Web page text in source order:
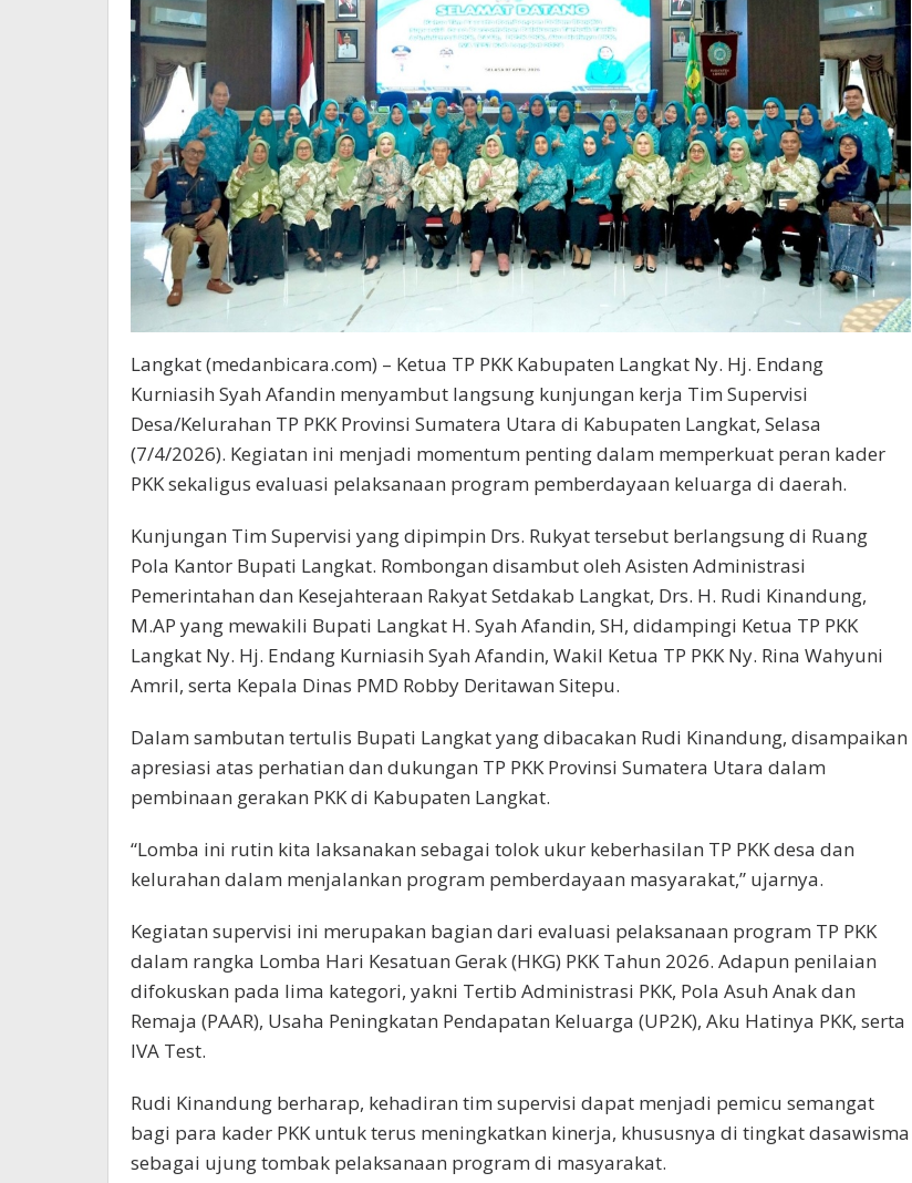
Langkat (medanbicara.com) – Ketua TP PKK Kabupaten Langkat Ny. Hj. Endang
Kurniasih Syah Afandin menyambut langsung kunjungan kerja Tim Supervisi
Desa/Kelurahan TP PKK Provinsi Sumatera Utara di Kabupaten Langkat, Selasa
(7/4/2026). Kegiatan ini menjadi momentum penting dalam memperkuat peran kader
PKK sekaligus evaluasi pelaksanaan program pemberdayaan keluarga di daerah.
Kunjungan Tim Supervisi yang dipimpin Drs. Rukyat tersebut berlangsung di Ruang
Pola Kantor Bupati Langkat. Rombongan disambut oleh Asisten Administrasi
Pemerintahan dan Kesejahteraan Rakyat Setdakab Langkat, Drs. H. Rudi Kinandung,
M.AP yang mewakili Bupati Langkat H. Syah Afandin, SH, didampingi Ketua TP PKK
Langkat Ny. Hj. Endang Kurniasih Syah Afandin, Wakil Ketua TP PKK Ny. Rina Wahyuni
Amril, serta Kepala Dinas PMD Robby Deritawan Sitepu.
Dalam sambutan tertulis Bupati Langkat yang dibacakan Rudi Kinandung, disampaikan
apresiasi atas perhatian dan dukungan TP PKK Provinsi Sumatera Utara dalam
pembinaan gerakan PKK di Kabupaten Langkat.
“Lomba ini rutin kita laksanakan sebagai tolok ukur keberhasilan TP PKK desa dan
kelurahan dalam menjalankan program pemberdayaan masyarakat,” ujarnya.
Kegiatan supervisi ini merupakan bagian dari evaluasi pelaksanaan program TP PKK
dalam rangka Lomba Hari Kesatuan Gerak (HKG) PKK Tahun 2026. Adapun penilaian
difokuskan pada lima kategori, yakni Tertib Administrasi PKK, Pola Asuh Anak dan
Remaja (PAAR), Usaha Peningkatan Pendapatan Keluarga (UP2K), Aku Hatinya PKK, serta
IVA Test.
Rudi Kinandung berharap, kehadiran tim supervisi dapat menjadi pemicu semangat
bagi para kader PKK untuk terus meningkatkan kinerja, khususnya di tingkat dasawisma
sebagai ujung tombak pelaksanaan program di masyarakat.